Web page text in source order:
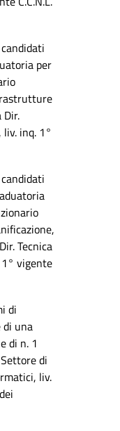
per
Dir.
liv. inq. 1°
Tecnica
vigente
di
di una
di n. 1
di
liv.